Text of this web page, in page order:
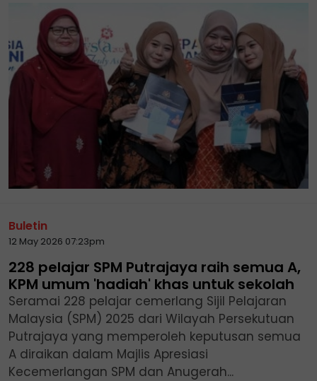
Buletin
12 May 2026 07:23pm
228 pelajar SPM Putrajaya raih semua A,
KPM umum 'hadiah' khas untuk sekolah
Seramai 228 pelajar cemerlang Sijil Pelajaran
Malaysia (SPM) 2025 dari Wilayah Persekutuan
Putrajaya yang memperoleh keputusan semua
A diraikan dalam Majlis Apresiasi
Kecemerlangan SPM dan Anugerah...